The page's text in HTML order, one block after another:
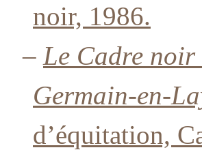
noir, 1986.
– Le Cadre noir
Germain-en-
d’équitation,